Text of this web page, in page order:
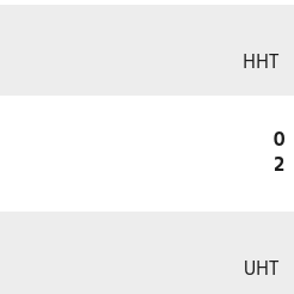
HHT
0
2
UHT